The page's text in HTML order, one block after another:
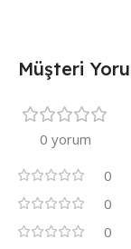
Müşteri
0 yorum
0
0
0